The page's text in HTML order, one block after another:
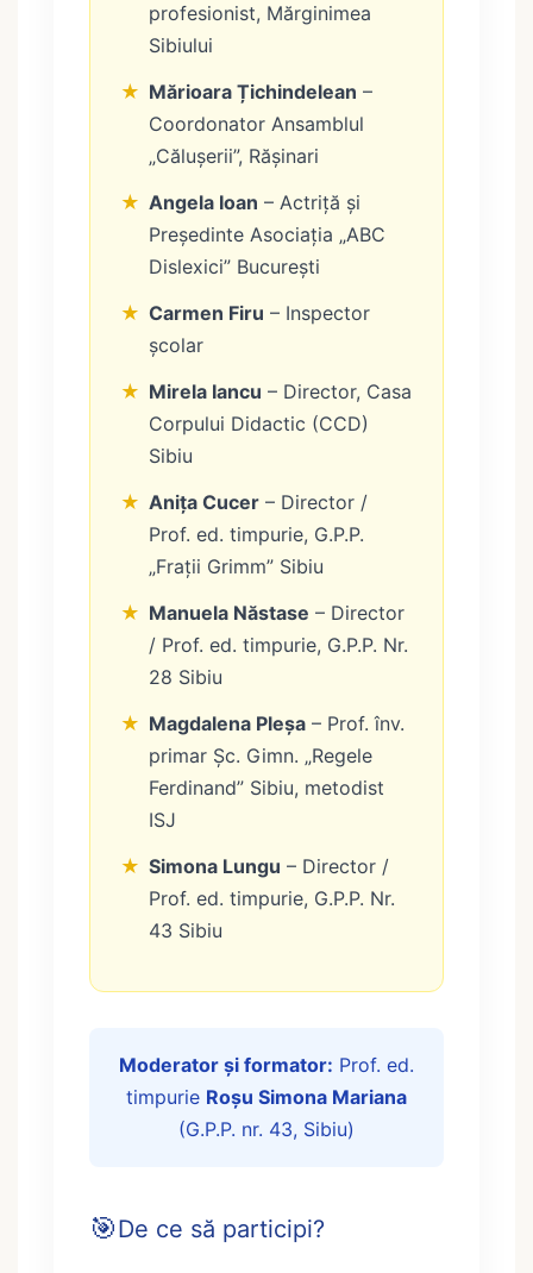
profesionist, Mărginimea
Sibiului
★ Mărioara Țichindelean –
Coordonator Ansamblul
„Călușerii”, Rășinari
★ Angela Ioan – Actriță și
Președinte Asociația „ABC
Dislexici” București
★ Carmen Firu – Inspector
școlar
★ Mirela Iancu – Director, Casa
Corpului Didactic (CCD)
Sibiu
★ Anița Cucer – Director /
Prof. ed. timpurie, G.P.P.
„Frații Grimm” Sibiu
★ Manuela Năstase – Director
/ Prof. ed. timpurie, G.P.P. Nr.
28 Sibiu
★ Magdalena Pleșa – Prof. înv.
primar Șc. Gimn. „Regele
Ferdinand” Sibiu, metodist
ISJ
★ Simona Lungu – Director /
Prof. ed. timpurie, G.P.P. Nr.
43 Sibiu
Moderator și formator: Prof. ed.
timpurie Roșu Simona Mariana
(G.P.P. nr. 43, Sibiu)
🎯De ce să participi?